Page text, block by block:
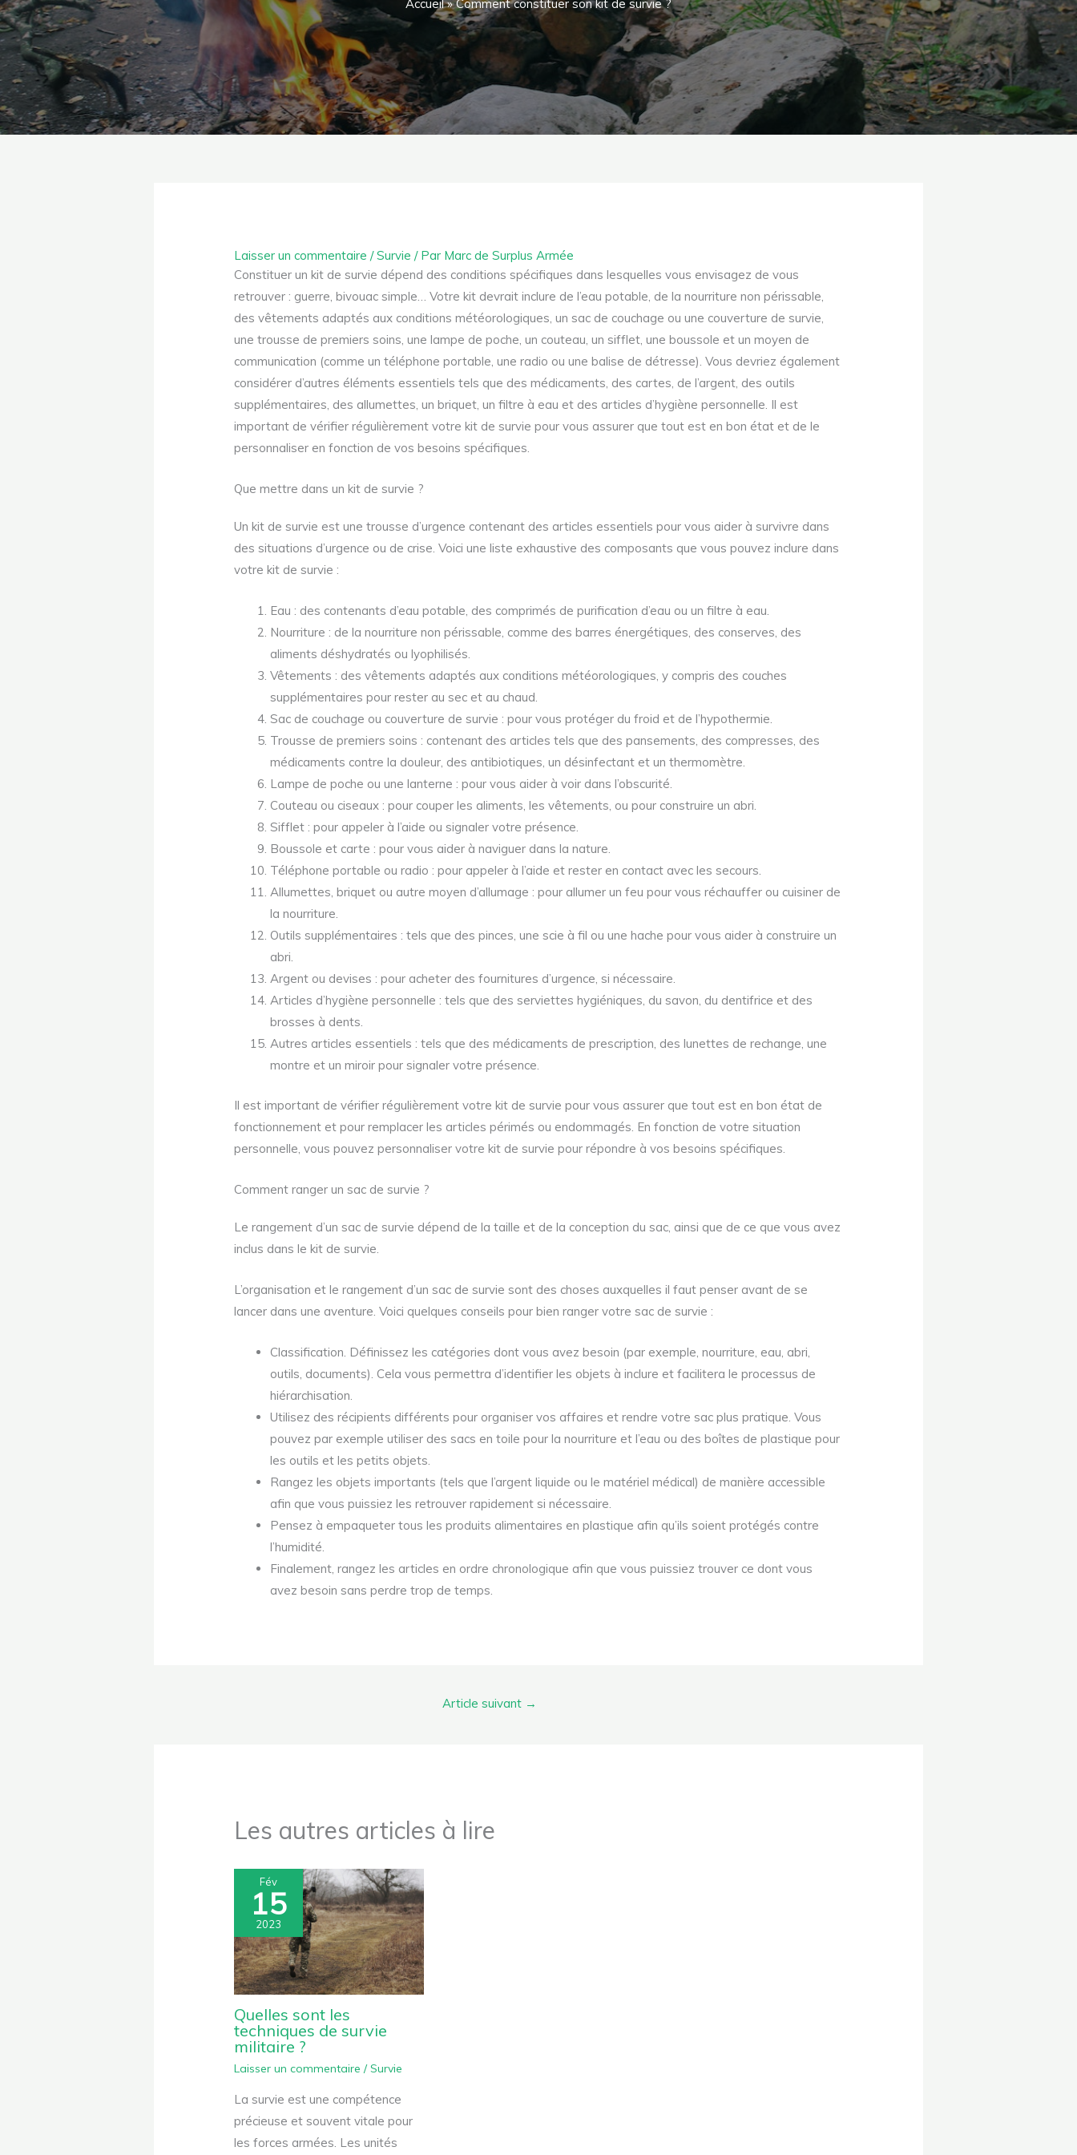
Accueil » Comment constituer son kit de survie ?
Laisser un commentaire /Survie / Par Marc de Surplus Armée
Constituer un kit de survie dépend des conditions spécifiques dans lesquelles vous envisagez de vous
retrouver : guerre, bivouac simple… Votre kit devrait inclure de l’eau potable, de la nourriture non périssable,
des vêtements adaptés aux conditions météorologiques, un sac de couchage ou une couverture de survie,
une trousse de premiers soins, une lampe de poche, un couteau, un sifflet, une boussole et un moyen de
communication (comme un téléphone portable, une radio ou une balise de détresse). Vous devriez également
considérer d’autres éléments essentiels tels que des médicaments, des cartes, de l’argent, des outils
supplémentaires, des allumettes, un briquet, un filtre à eau et des articles d’hygiène personnelle. Il est
important de vérifier régulièrement votre kit de survie pour vous assurer que tout est en bon état et de le
personnaliser en fonction de vos besoins spécifiques.
Que mettre dans un kit de survie ?
Un kit de survie est une trousse d’urgence contenant des articles essentiels pour vous aider à survivre dans
des situations d’urgence ou de crise. Voici une liste exhaustive des composants que vous pouvez inclure dans
votre kit de survie :
Eau : des contenants d’eau potable, des comprimés de purification d’eau ou un filtre à eau.
Nourriture : de la nourriture non périssable, comme des barres énergétiques, des conserves, des
aliments déshydratés ou lyophilisés.
Vêtements : des vêtements adaptés aux conditions météorologiques, y compris des couches
supplémentaires pour rester au sec et au chaud.
Sac de couchage ou couverture de survie : pour vous protéger du froid et de l’hypothermie.
Trousse de premiers soins : contenant des articles tels que des pansements, des compresses, des
médicaments contre la douleur, des antibiotiques, un désinfectant et un thermomètre.
Lampe de poche ou une lanterne : pour vous aider à voir dans l’obscurité.
Couteau ou ciseaux : pour couper les aliments, les vêtements, ou pour construire un abri.
Sifflet : pour appeler à l’aide ou signaler votre présence.
Boussole et carte : pour vous aider à naviguer dans la nature.
Téléphone portable ou radio : pour appeler à l’aide et rester en contact avec les secours.
Allumettes, briquet ou autre moyen d’allumage : pour allumer un feu pour vous réchauffer ou cuisiner de
la nourriture.
Outils supplémentaires : tels que des pinces, une scie à fil ou une hache pour vous aider à construire un
abri.
Argent ou devises : pour acheter des fournitures d’urgence, si nécessaire.
Articles d’hygiène personnelle : tels que des serviettes hygiéniques, du savon, du dentifrice et des
brosses à dents.
Autres articles essentiels : tels que des médicaments de prescription, des lunettes de rechange, une
montre et un miroir pour signaler votre présence.
Il est important de vérifier régulièrement votre kit de survie pour vous assurer que tout est en bon état de
fonctionnement et pour remplacer les articles périmés ou endommagés. En fonction de votre situation
personnelle, vous pouvez personnaliser votre kit de survie pour répondre à vos besoins spécifiques.
Comment ranger un sac de survie ?
Le rangement d’un sac de survie dépend de la taille et de la conception du sac, ainsi que de ce que vous avez
inclus dans le kit de survie.
L’organisation et le rangement d’un sac de survie sont des choses auxquelles il faut penser avant de se
lancer dans une aventure. Voici quelques conseils pour bien ranger votre sac de survie :
Classification. Définissez les catégories dont vous avez besoin (par exemple, nourriture, eau, abri,
outils, documents). Cela vous permettra d’identifier les objets à inclure et facilitera le processus de
hiérarchisation.
Utilisez des récipients différents pour organiser vos affaires et rendre votre sac plus pratique. Vous
pouvez par exemple utiliser des sacs en toile pour la nourriture et l’eau ou des boîtes de plastique pour
les outils et les petits objets.
Rangez les objets importants (tels que l’argent liquide ou le matériel médical) de manière accessible
afin que vous puissiez les retrouver rapidement si nécessaire.
Pensez à empaqueter tous les produits alimentaires en plastique afin qu’ils soient protégés contre
l’humidité.
Finalement, rangez les articles en ordre chronologique afin que vous puissiez trouver ce dont vous
avez besoin sans perdre trop de temps.
Article suivant →
Les autres articles à lire
Fév
15
2023
Quelles sont les
techniques de survie
militaire ?
Laisser un commentaire /Survie
La survie est une compétence
précieuse et souvent vitale pour
les forces armées. Les unités